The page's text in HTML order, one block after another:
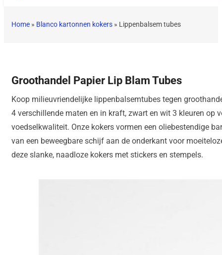
Home » Blanco kartonnen kokers » Lippenbalsem tubes
Groothandel Papier Lip Blam Tubes
Koop milieuvriendelijke lippenbalsemtubes tegen
4 verschillende maten en in kraft, zwart en wit 3 kleuren op
voedselkwaliteit. Onze kokers vormen een oliebestendige
van een beweegbare schijf aan de onderkant voor
deze slanke, naadloze kokers met stickers en stempels.